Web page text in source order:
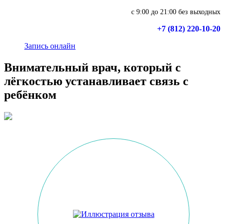
с 9:00 до 21:00 без выходных
+7 (812) 220-10-20
Запись онлайн
Внимательный врач, который с
лёгкостью устанавливает связь с
ребёнком